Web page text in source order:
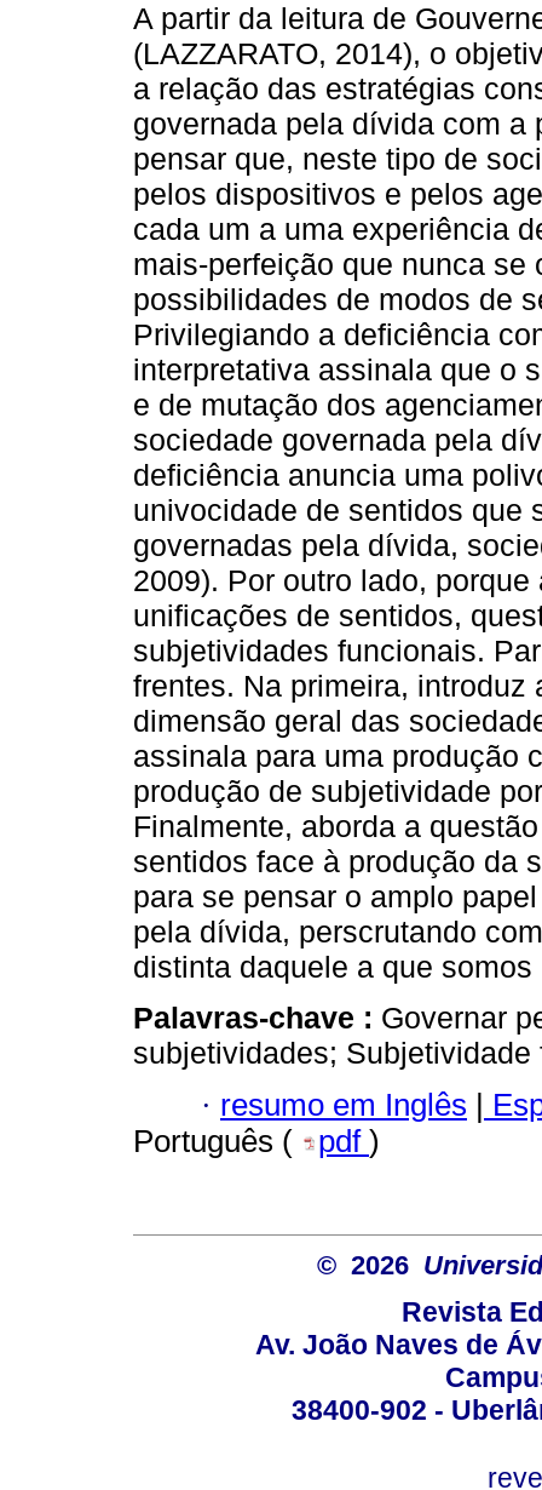
A partir da leitura de
(LAZZARATO, 2014), o
a relação das estratégias
governada pela dívida com
pensar que, neste tipo de
pelos dispositivos e pelos
cada um a uma experiência
mais-perfeição que nunca se
possibilidades de modos de
Privilegiando a deficiência
interpretativa assinala que o
e de mutação dos
sociedade governada pela
deficiência anuncia uma
univocidade de sentidos que
governadas pela dívida,
2009). Por outro lado,
unificações de sentidos,
subjetividades funcionais.
frentes. Na primeira,
dimensão geral das
assinala para uma produção
produção de subjetividade
Finalmente, aborda a
sentidos face à produção da
para se pensar o amplo
pela dívida, perscrutando
distinta daquele a que
Palavras-chave : Governar
subjetividades;
· resumo em Inglês |
Português (
pdf )
© 2026
Revista
Av. João Naves de
38400-902 -